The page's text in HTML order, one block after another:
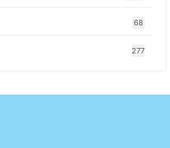
68
277